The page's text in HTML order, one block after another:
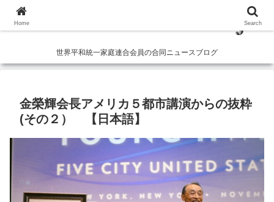
世界平和統一家庭連合会員の合同ニュースブログ
金榮輝会長アメリカ５都市講演からの抜粋
(その２） 【日本語】
Home Search